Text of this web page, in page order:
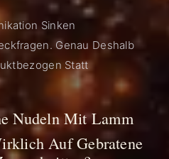
Sinken
Genau Deshalb
Statt
Nudeln Mit Lamm
Auf Gebratene